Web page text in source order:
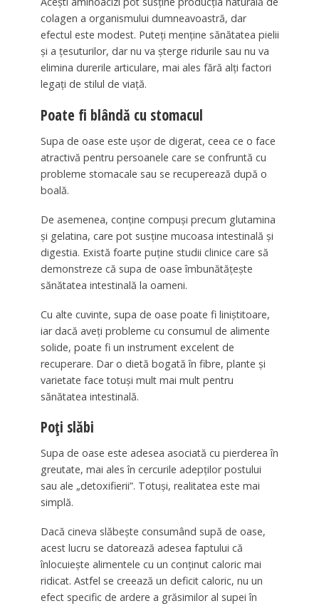
colagen a organismului dumneavoastră, dar
efectul este modest. Puteți menține sănătatea pielii
și a țesuturilor, dar nu va șterge ridurile sau nu va
elimina durerile articulare, mai ales fără alți factori
legați de stilul de viață.
Poate fi blândă cu stomacul
Supa de oase este ușor de digerat, ceea ce o face
atractivă pentru persoanele care se confruntă cu
probleme stomacale sau se recuperează după o
boală.
De asemenea, conține compuși precum glutamina
și gelatina, care pot susține mucoasa intestinală și
digestia. Există foarte puține studii clinice care să
demonstreze că supa de oase îmbunătățește
sănătatea intestinală la oameni.
Cu alte cuvinte, supa de oase poate fi liniștitoare,
iar dacă aveți probleme cu consumul de alimente
solide, poate fi un instrument excelent de
recuperare. Dar o dietă bogată în fibre, plante și
varietate face totuși mult mai mult pentru
sănătatea intestinală.
Poți slăbi
Supa de oase este adesea asociată cu pierderea în
greutate, mai ales în cercurile adepților postului
sau ale „detoxifierii”. Totuși, realitatea este mai
simplă.
Dacă cineva slăbește consumând supă de oase,
acest lucru se datorează adesea faptului că
înlocuiește alimentele cu un conținut caloric mai
ridicat. Astfel se creează un deficit caloric, nu un
efect specific de ardere a grăsimilor al supei în